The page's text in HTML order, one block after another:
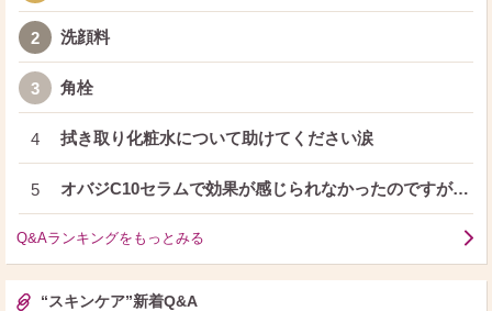
2 洗顔料
3 角栓
4 拭き取り化粧水について助けてください涙
5 オバジC10セラムで効果が感じられなかったのですが…
Q&Aランキングをもっとみる
“スキンケア”新着Q&A